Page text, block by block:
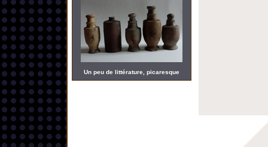
Un peu de littérature, picaresque